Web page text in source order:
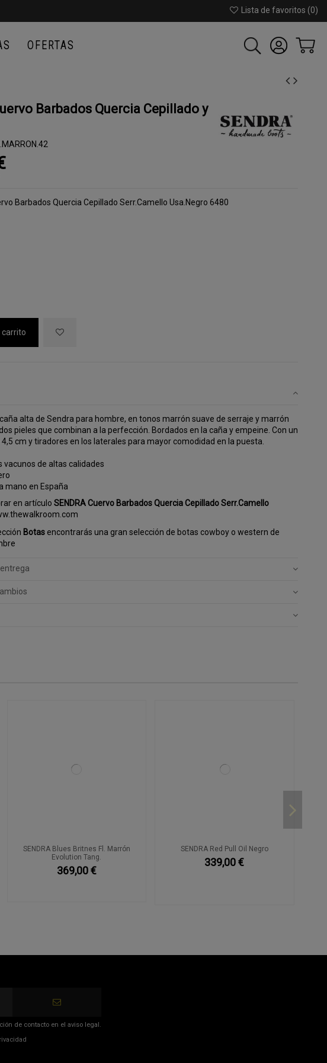
Lista de favoritos (0)
OFERTAS
Barbados Quercia Cepillado y
Barbados Quercia Cepillado Serr.Camello Usa.Negro 6480
carrito
alta de Sendra para hombre, en tonos marrón suave de serraje y marrón
pieles que combinan a la perfección. Bordados en la caña y empeine. Con un
cm y tiradores en los laterales para mayor comodidad en la puesta.
vacunos de altas calidades
mano en España
en artículo SENDRA Cuervo Barbados Quercia Cepillado Serr.Camello
Botasencontrarás una gran selección de botas cowboy o western de
SENDRA Blues Britnes Fl. Marrón
Evolution Tang.
369,00 €
SENDRA Red Pull Oil Negro
339,00 €
de contacto en el aviso legal.